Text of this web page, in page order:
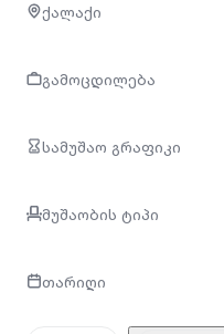
ქალაქი
გამოცდილება
სამუშაო გრაფიკი
მუშაობის ტიპი
თარიღი